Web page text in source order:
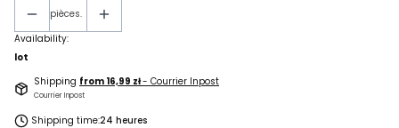
pièces.
Availability:
lot
Shipping from 16,99 zł- Courrier Inpost
Courrier Inpost
Shipping time:24 heures